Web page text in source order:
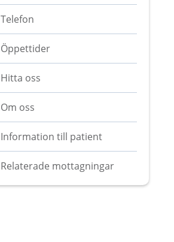
Telefon
Öppettider
Hitta oss
Om oss
Information till patient
Relaterade mottagningar